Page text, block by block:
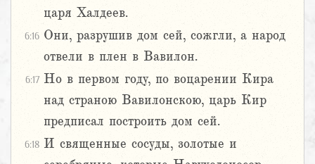
царя Халдеев.
6:16 Они, разрушив дом сей, сожгли, а народ
отвели в плен в Вавилон.
6:17 Но в первом году, по воцарении Кира
над страною Вавилонскою, царь Кир
предписал построить дом сей.
6:18 И священные сосуды, золотые и